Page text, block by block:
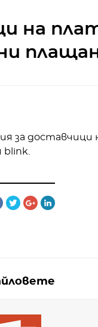
на
за доставчици
blink.